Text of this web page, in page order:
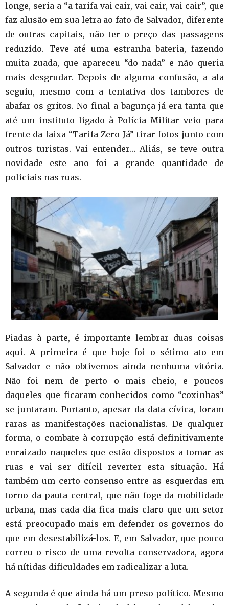
longe, seria a “a tarifa vai cair, vai cair, vai cair”, que
faz alusão em sua letra ao fato de Salvador, diferente
de outras capitais, não ter o preço das passagens
reduzido. Teve até uma estranha bateria, fazendo
muita zuada, que apareceu “do nada” e não queria
mais desgrudar. Depois de alguma confusão, a ala
seguiu, mesmo com a tentativa dos tambores de
abafar os gritos. No final a bagunça já era tanta que
até um instituto ligado à Polícia Militar veio para
frente da faixa “Tarifa Zero Já” tirar fotos junto com
outros turistas. Vai entender… Aliás, se teve outra
novidade este ano foi a grande quantidade de
policiais nas ruas.
Piadas à parte, é importante lembrar duas coisas
aqui. A primeira é que hoje foi o sétimo ato em
Salvador e não obtivemos ainda nenhuma vitória.
Não foi nem de perto o mais cheio, e poucos
daqueles que ficaram conhecidos como “coxinhas”
se juntaram. Portanto, apesar da data cívica, foram
raras as manifestações nacionalistas. De qualquer
forma, o combate à corrupção está definitivamente
enraizado naqueles que estão dispostos a tomar as
ruas e vai ser difícil reverter esta situação. Há
também um certo consenso entre as esquerdas em
torno da pauta central, que não foge da mobilidade
urbana, mas cada dia fica mais claro que um setor
está preocupado mais em defender os governos do
que em desestabilizá-los. E, em Salvador, que pouco
correu o risco de uma revolta conservadora, agora
há nítidas dificuldades em radicalizar a luta.
A segunda é que ainda há um preso político. Mesmo